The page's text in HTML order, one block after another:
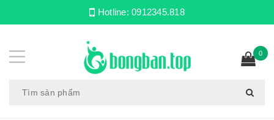
Hotline: 0912345.818
0